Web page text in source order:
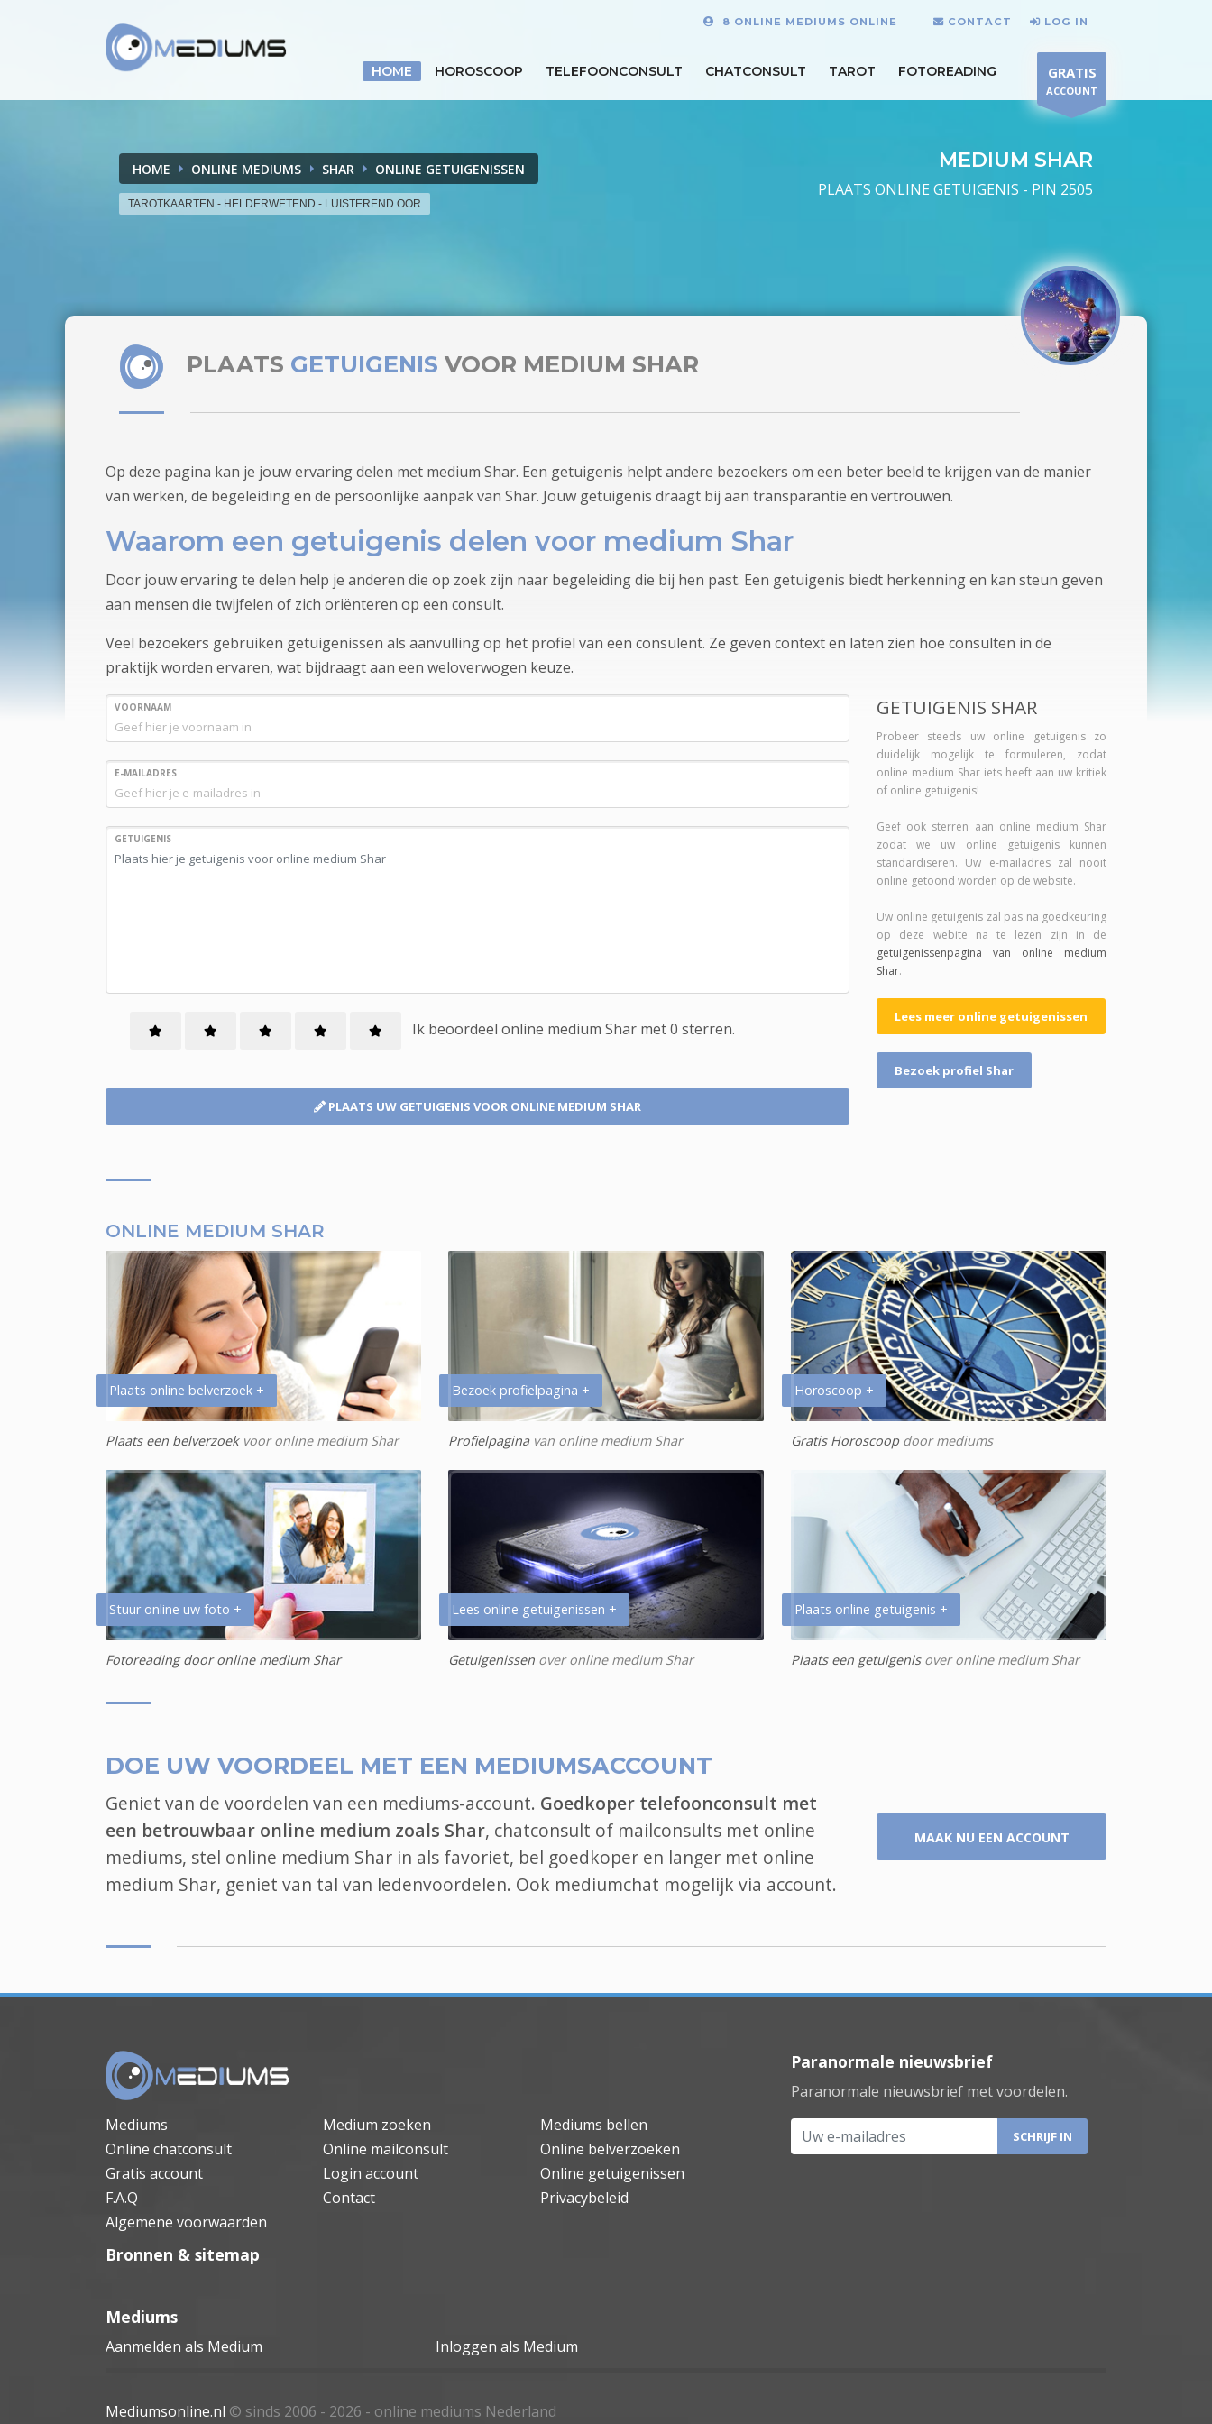
8 ONLINE MEDIUMS ONLINE CONTACT LOG IN
HOME HOROSCOOP TELEFOONCONSULT CHATCONSULT TAROT FOTOREADING GRATIS
ACCOUNT
HOME ONLINE MEDIUMS SHAR ONLINE GETUIGENISSEN
TAROTKAARTEN - HELDERWETEND - LUISTEREND OOR
MEDIUM SHAR
PLAATS ONLINE GETUIGENIS - PIN 2505
PLAATS GETUIGENIS VOOR MEDIUM SHAR
Op deze pagina kan je jouw ervaring delen met medium Shar. Een getuigenis helpt andere bezoekers om een beter beeld te krijgen van de manier
van werken, de begeleiding en de persoonlijke aanpak van Shar. Jouw getuigenis draagt bij aan transparantie en vertrouwen.
Waarom een getuigenis delen voor medium Shar
Door jouw ervaring te delen help je anderen die op zoek zijn naar begeleiding die bij hen past. Een getuigenis biedt herkenning en kan steun geven
aan mensen die twijfelen of zich oriënteren op een consult.
Veel bezoekers gebruiken getuigenissen als aanvulling op het profiel van een consulent. Ze geven context en laten zien hoe consulten in de
praktijk worden ervaren, wat bijdraagt aan een weloverwogen keuze.
VOORNAAM
E-MAILADRES
GETUIGENIS
Ik beoordeel online medium Shar met0 sterren.
PLAATS UW GETUIGENIS VOOR ONLINE MEDIUM SHAR
GETUIGENIS SHAR
Probeer steeds uw online getuigenis zo
duidelijk mogelijk te formuleren, zodat
online medium Shar iets heeft aan uw kritiek
of online getuigenis!
Geef ook sterren aan online medium Shar
zodat we uw online getuigenis kunnen
standardiseren. Uw e-mailadres zal nooit
online getoond worden op de website.
Uw online getuigenis zal pas na goedkeuring
op deze webite na te lezen zijn in de
getuigenissenpagina van online medium
Shar.
Lees meer online getuigenissen
Bezoek profiel Shar
ONLINE MEDIUM SHAR
Plaats online belverzoek +
Plaats een belverzoekvoor online medium Shar
Bezoek profielpagina +
Profielpagina van online medium Shar
Horoscoop +
Gratis Horoscoopdoor mediums
Stuur online uw foto +
Fotoreading door online medium Shar
Lees online getuigenissen +
Getuigenissen over online medium Shar
Plaats online getuigenis +
Plaats een getuigenisover online medium Shar
DOE UW VOORDEEL MET EEN MEDIUMSACCOUNT
Geniet van de voordelen van een mediums-account. Goedkoper telefoonconsult met
een betrouwbaar online medium zoals Shar, chatconsult of mailconsults met online
mediums, stel online medium Shar in als favoriet, bel goedkoper en langer met online
medium Shar, geniet van tal van ledenvoordelen. Ook mediumchat mogelijk via account.
MAAK NU EEN ACCOUNT
Mediums Medium zoeken
Mediums bellen
Online chatconsult
Online mailconsult
Online belverzoeken
Gratis account
Login account
Online getuigenissen
F.A.Q
Contact
Privacybeleid
Algemene voorwaarden
Paranormale nieuwsbrief
Paranormale nieuwsbrief met voordelen.
Uw e-mailadres
Bronnen & sitemap
Mediums
Aanmelden als Medium Inloggen als Medium
Mediumsonline.nl © sinds 2006 - 2026 - online mediums Nederland